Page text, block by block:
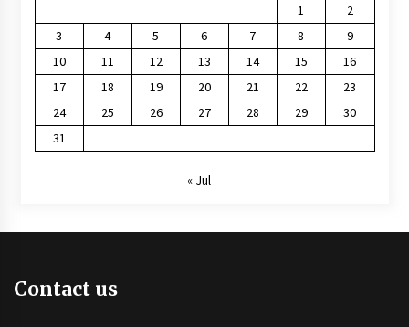
1
2
3
4 5 6 7 8
9
10
11 12 13 14 15
16
17
18 19 20 21 22
23
24
25 26 27 28 29
30
31
« Jul
Contact us